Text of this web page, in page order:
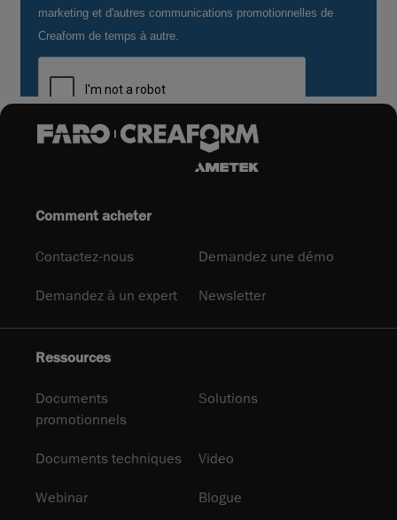
Comment acheter
Contactez-nous Demandez une démo
Demandez à un expert Newsletter
Ressources
Documents
promotionnels
Solutions
Documents techniques Video
Webinar Blogue